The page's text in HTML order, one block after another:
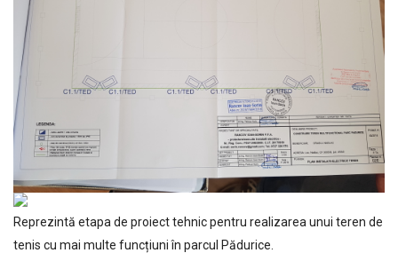
Reprezintă etapa de proiect tehnic pentru realizarea unui teren de
tenis cu mai multe funcțiuni în parcul Pădurice.